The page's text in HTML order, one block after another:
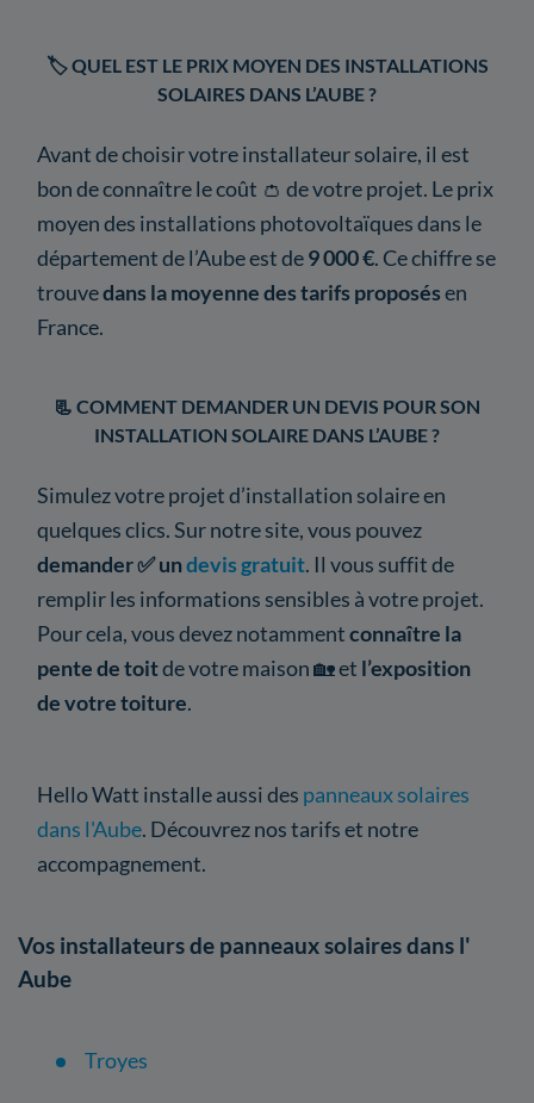
🏷️ QUEL EST LE PRIX MOYEN DES INSTALLATIONS
SOLAIRES DANS L’AUBE ?
Avant de choisir votre installateur solaire, il est
bon de connaître le coût 👛 de votre projet. Le prix
moyen des installations photovoltaïques dans le
département de l’Aube est de9 000 €. Ce chiffre se
trouvedans la moyenne des tarifs proposésen
France.
📃 COMMENT DEMANDER UN DEVIS POUR SON
INSTALLATION SOLAIRE DANS L’AUBE ?
Simulez votre projet d’installation solaire en
quelques clics. Sur notre site, vous pouvez
demander ✅ undevis gratuit. Il vous suffit de
remplir les informations sensibles à votre projet.
Pour cela, vous devez notammentconnaître la
pente de toitde votre maison 🏡 et l’exposition
de votre toiture.
Hello Watt installe aussi des panneaux solaires
dans l'Aube. Découvrez nos tarifs et notre
accompagnement.
Vos installateurs de panneaux solaires dans l'
Aube
Troyes